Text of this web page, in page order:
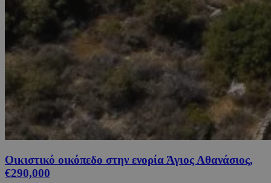
Οικιστικό οικόπεδο στην ενορία Άγιος Αθανάσιος,
€290,000